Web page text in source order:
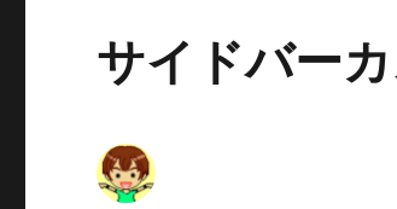
サイドバー